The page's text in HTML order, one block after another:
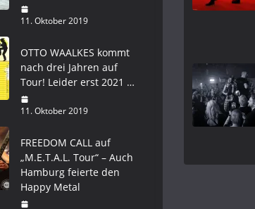
11. Oktober 2019
OTTO WAALKES kommt
nach drei Jahren auf
Tour! Leider erst 2021 …
11. Oktober 2019
FREEDOM CALL auf
„M.E.T.A.L. Tour“ – Auch
Hamburg feierte den
Happy Metal